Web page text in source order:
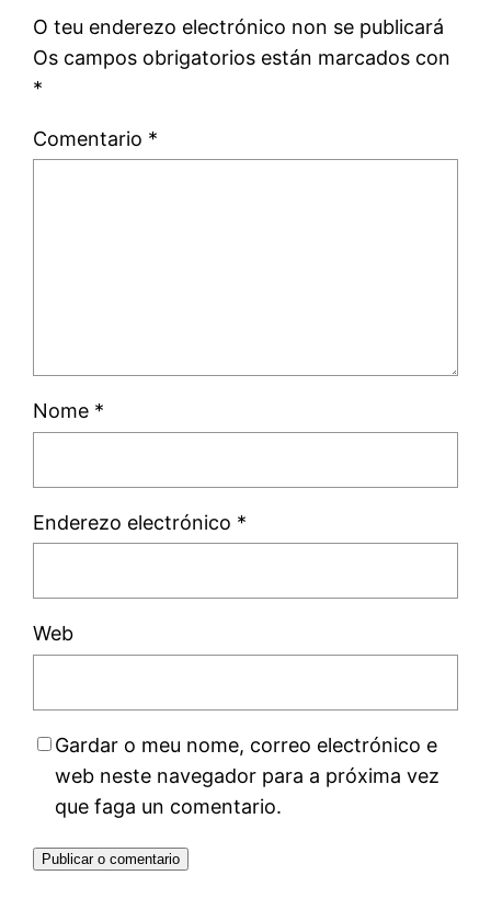
O teu enderezo electrónico non se publicará
Os campos obrigatorios están marcados con
*
Comentario *
Nome *
Enderezo electrónico *
Web
Gardar o meu nome, correo electrónico e
web neste navegador para a próxima vez
que faga un comentario.